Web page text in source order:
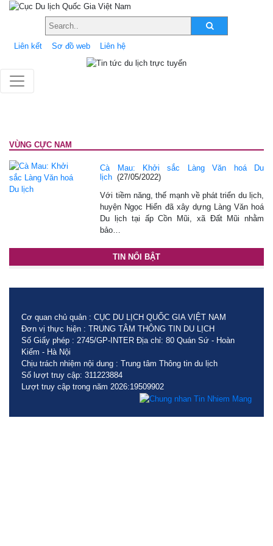
Liên kết Sơ đồ web Liên hệ
VÙNG CỰC NAM
Cà Mau: Khởi sắc Làng Văn hoá Du
lịch (27/05/2022)
Với tiềm năng, thế mạnh về phát triển du lịch,
huyện Ngọc Hiển đã xây dựng Làng Văn hoá
Du lịch tại ấp Cồn Mũi, xã Đất Mũi nhằm
bảo…
TIN NỔI BẬT
Cơ quan chủ quản : CỤC DU LỊCH QUỐC GIA VIỆT NAM
Đơn vị thực hiện : TRUNG TÂM THÔNG TIN DU LỊCH
Số Giấy phép : 2745/GP-INTER Địa chỉ: 80 Quán Sứ - Hoàn
Kiếm - Hà Nội
Chịu trách nhiệm nội dung : Trung tâm Thông tin du lịch
Số lượt truy cập: 311223884
Lượt truy cập trong năm 2026:19509902